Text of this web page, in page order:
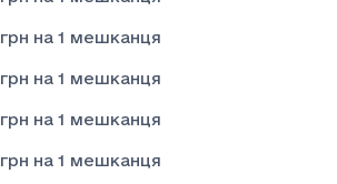
грн на 1 мешканця
грн на 1 мешканця
грн на 1 мешканця
грн на 1 мешканця